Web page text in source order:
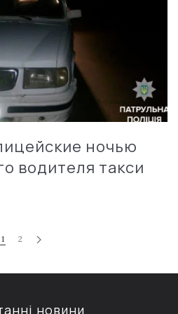
ночью
водителя такси
1 2
новини